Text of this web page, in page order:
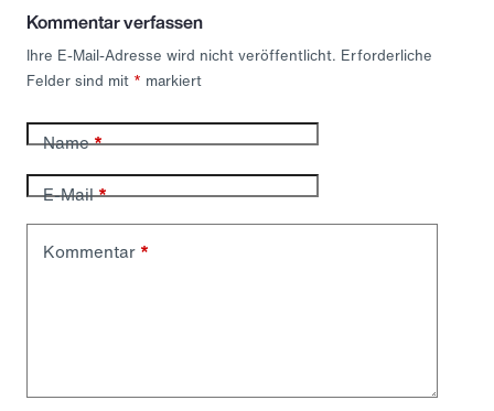
Kommentar verfassen
Ihre E-Mail-Adresse wird nicht veröffentlicht. Erforderliche
Felder sind mit * markiert
Name*
E-Mail*
Kommentar *